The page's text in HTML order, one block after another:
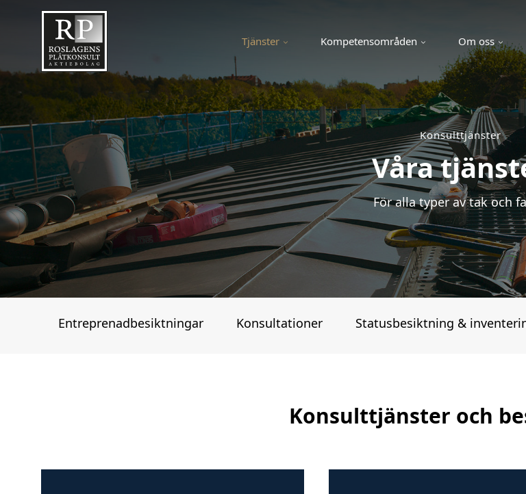
Tjänster Kompetensområden Om oss
Konsulttjänster
Våra
För alla typer av tak och
Entreprenad­besiktningar Konsultationer Statusbesiktning &
Konsulttjänster och